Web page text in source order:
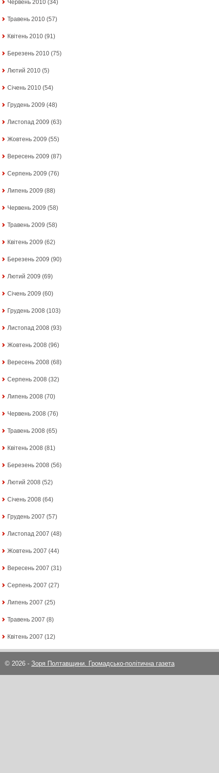
Червень 2010 (34)
Травень 2010 (57)
Квітень 2010 (91)
Березень 2010 (75)
Лютий 2010 (5)
Січень 2010 (54)
Грудень 2009 (48)
Листопад 2009 (63)
Жовтень 2009 (55)
Вересень 2009 (87)
Серпень 2009 (76)
Липень 2009 (88)
Червень 2009 (58)
Травень 2009 (58)
Квітень 2009 (62)
Березень 2009 (90)
Лютий 2009 (69)
Січень 2009 (60)
Грудень 2008 (103)
Листопад 2008 (93)
Жовтень 2008 (96)
Вересень 2008 (68)
Серпень 2008 (32)
Липень 2008 (70)
Червень 2008 (76)
Травень 2008 (65)
Квітень 2008 (81)
Березень 2008 (56)
Лютий 2008 (52)
Січень 2008 (64)
Грудень 2007 (57)
Листопад 2007 (48)
Жовтень 2007 (44)
Вересень 2007 (31)
Серпень 2007 (27)
Липень 2007 (25)
Травень 2007 (8)
Квітень 2007 (12)
© 2026 - Зоря Полтавщини. Громадсько-політична газета